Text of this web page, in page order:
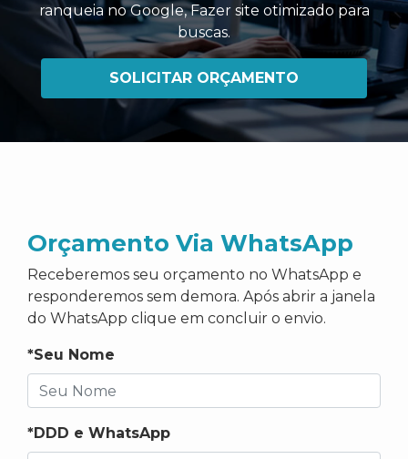
ranqueia no Google,Fazer site otimizado para
buscas.
SOLICITAR ORÇAMENTO
Orçamento Via WhatsApp
Receberemos seu orçamento no WhatsApp e
responderemos sem demora. Após abrir a janela
do WhatsApp clique em concluir o envio.
*Seu Nome
*DDD e WhatsApp